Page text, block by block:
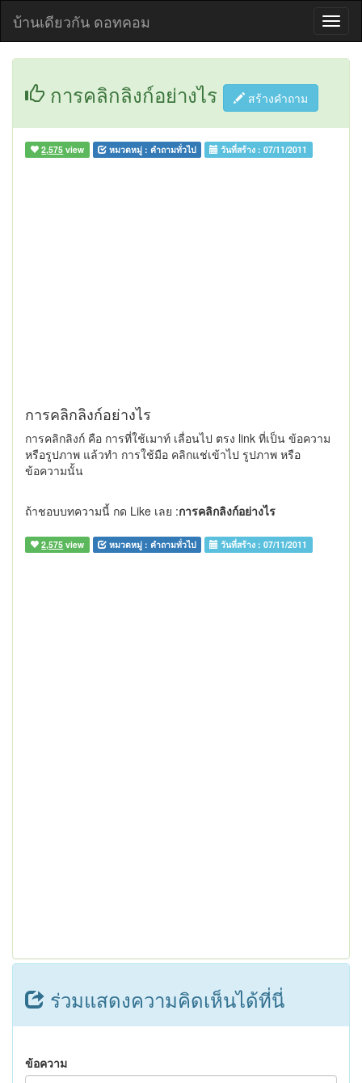
บ้านเดียวกัน ดอทคอม
การคลิกลิงก์อย่างไร สร้างคำถาม
2,575 view หมวดหมู่ : คำถามทั่วไป วันที่สร้าง :07/11/2011
การคลิกลิงก์อย่างไร
การคลิกลิงก์ คือ การที่ใช้เมาท์ เลื่อนไป ตรง link ที่เป็น ข้อความ
หรือรูปภาพ แล้วทำ การใช้มือ คลิกแช่เข้าไป รูปภาพ หรือ
ข้อความนั้น
ถ้าชอบบทความนี้ กด Like เลย :การคลิกลิงก์อย่างไร
2,575 view หมวดหมู่ : คำถามทั่วไป วันที่สร้าง :07/11/2011
ร่วมแสดงความคิดเห็นได้ที่นี่
ข้อความ